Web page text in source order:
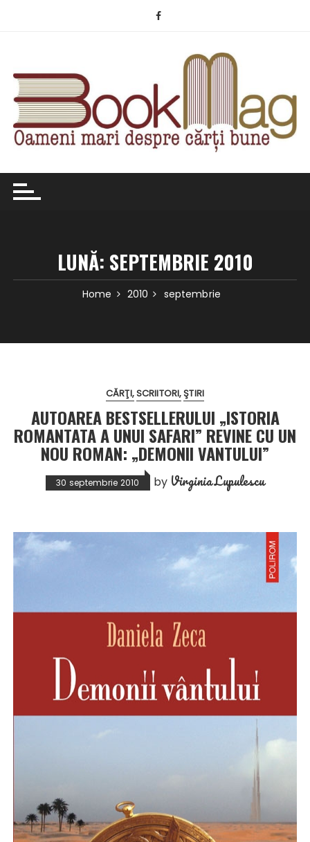
LUNĂ: SEPTEMBRIE 2010
Home 2010 septembrie
CĂRŢI SCRIITORI ŞTIRI
AUTOAREA BESTSELLERULUI „ISTORIA
ROMANTATA A UNUI SAFARI” REVINE CU UN
NOU ROMAN: „DEMONII VANTULUI”
30 septembrie 2010 by Virginia Lupulescu